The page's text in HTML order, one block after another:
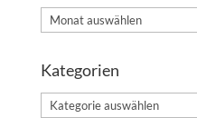
Archiv
Kategorien
Kategorien